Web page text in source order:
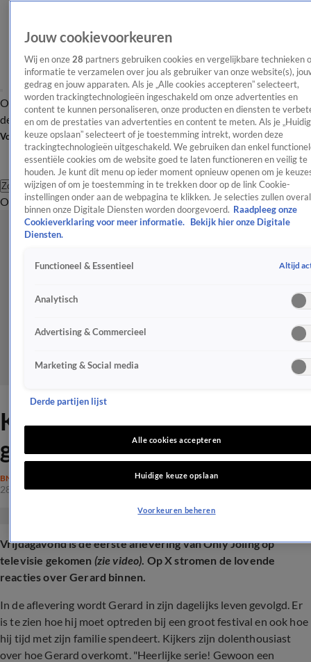
OverzichtAfleveringen Entertainment TV Algemeen
Tip
de redactieNieuwsbrief
Volg Shownieuws
Zoeken
OverzichtEntertainmentSpraakmakendRealityCrimeVideo's
Kijkers na Only Joling nog
groter fan van Gerard
BN'ERS
28 mrt 2025, 21:43
Vrijdagavond is de eerste aflevering van Only Joling op
televisie gekomen (zie video). Op X stromen de lovende
reacties over Gerard binnen.
In de aflevering wordt Gerard in zijn dagelijks leven gevolgd. Er
is te zien hoe hij moet optreden bij een groot festival en ook hoe
hij tijd met zijn familie spendeert. Kijkers zijn dolenthousiast
over hoe Gerard overkomt. "Heerlijke serie! Gewoon een
Jouw cookievoorkeuren
Wij en onze 28 partners gebruiken cookies en vergelijkbare technieken
informatie te verzamelen over jou als gebruiker van onze website(s),
gedrag en jouw apparaten. Als je „Alle cookies accepteren” selecteert,
worden trackingtechnologieën ingeschakeld om onze advertenties en
content te kunnen personaliseren, onze producten en diensten te
en om de prestaties van advertenties en content te meten. Als je
keuze opslaan” selecteert of je toestemming intrekt, worden deze
trackingtechnologieën uitgeschakeld. We gebruiken dan enkel
essentiële cookies om de website goed te laten functioneren en veilig te
houden. Je kunt dit menu op ieder moment opnieuw openen om je
wijzigen of om je toestemming in te trekken door op de link Cookie-
instellingen onder aan de webpagina te klikken. Je selecties zullen overal
binnen onze Digitale Diensten worden doorgevoerd. Raadpleeg onze
Cookieverklaring voor meer informatie.
Bekijk hier onze Digitale
Diensten.
Functioneel & Essentieel Altijd
Analytisch
Advertising & Commercieel
Marketing & Social media
Derde partijen lijst
Alle cookies accepteren
Huidige keuze opslaan
Voorkeuren beheren